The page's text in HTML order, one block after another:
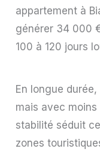
appartement à
générer 34 000
100 à 120 jours
En longue
mais avec
stabilité séduit
zones